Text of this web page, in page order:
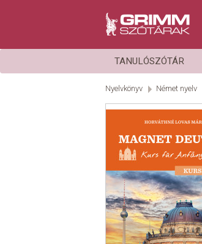
TANULÓSZÓTÁR
Nyelvkönyv Német nyelv